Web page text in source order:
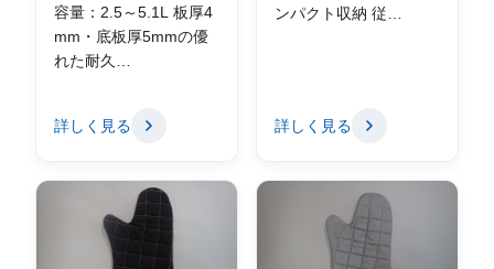
容量：2.5～5.1L 板厚4
mm・底板厚5mmの優
れた耐久…
詳しく見る
ンパクト収納 従…
詳しく見る